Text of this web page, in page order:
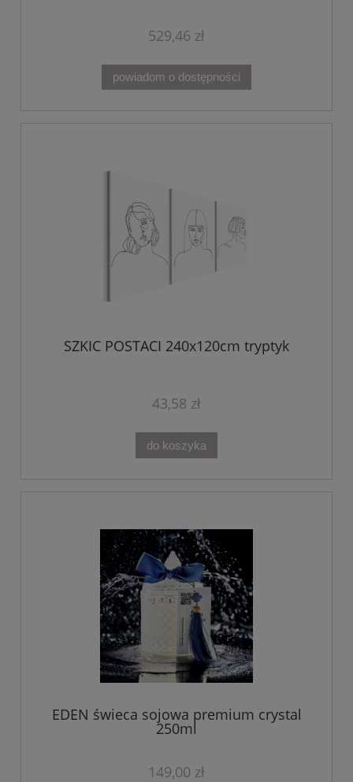
529,46 zł
powiadom o dostępności
SZKIC POSTACI 240x120cm tryptyk
43,58 zł
do koszyka
EDEN świeca sojowa premium crystal
250ml
149,00 zł